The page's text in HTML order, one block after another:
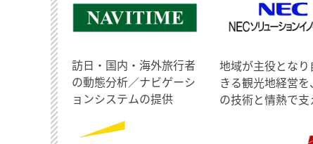
訪日・国内・海外旅行者
の動態分析／ナビゲーシ
ョンシステムの提供
地域が主役となり
きる観光地経営
の技術と情熱で支